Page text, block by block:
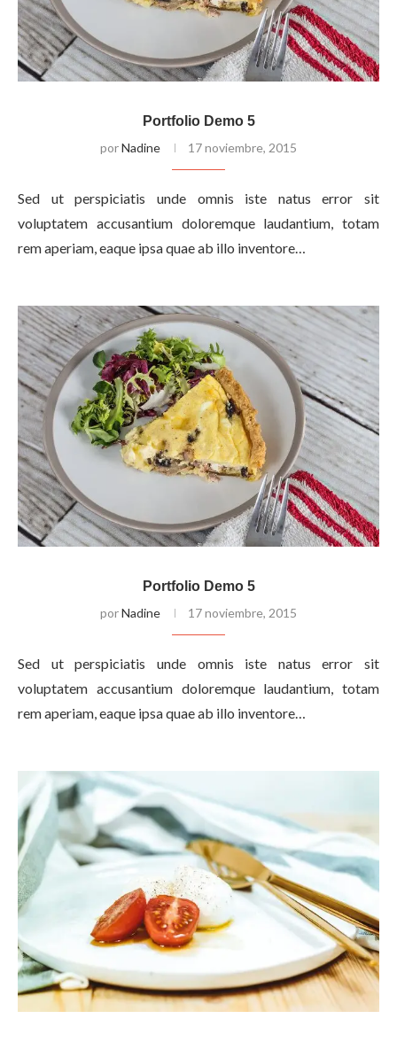
Portfolio Demo 5
porNadine 17 noviembre, 2015
Sed ut perspiciatis unde omnis iste natus error sit
voluptatem accusantium doloremque laudantium, totam
rem aperiam, eaque ipsa quae ab illo inventore…
Portfolio Demo 5
porNadine 17 noviembre, 2015
Sed ut perspiciatis unde omnis iste natus error sit
voluptatem accusantium doloremque laudantium, totam
rem aperiam, eaque ipsa quae ab illo inventore…